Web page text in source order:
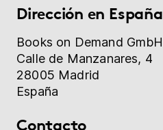
Blog
Librería
Ayuda
Dirección en España
Books on Demand GmbH
Calle de Manzanares, 4
28005 Madrid
España
Contacto